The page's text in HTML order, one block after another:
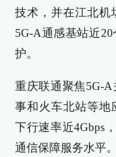
技术，并在江北机
5G-A通感基站近
护。
重庆联通聚焦5G-
事和火车北站等地
下行速率近4Gbps
通信保障服务水平。